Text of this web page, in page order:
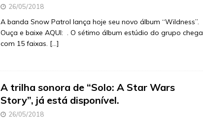
26/05/2018
A banda Snow Patrol lança hoje seu novo álbum “Wildness”.
Ouça e baixe AQUI: . O sétimo álbum estúdio do grupo chega
com 15 faixas. […]
A trilha sonora de “Solo: A Star Wars
Story”, já está disponível.
26/05/2018